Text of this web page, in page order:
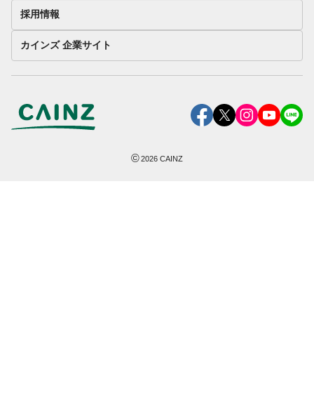
採用情報
カインズ 企業サイト
©2026 CAINZ